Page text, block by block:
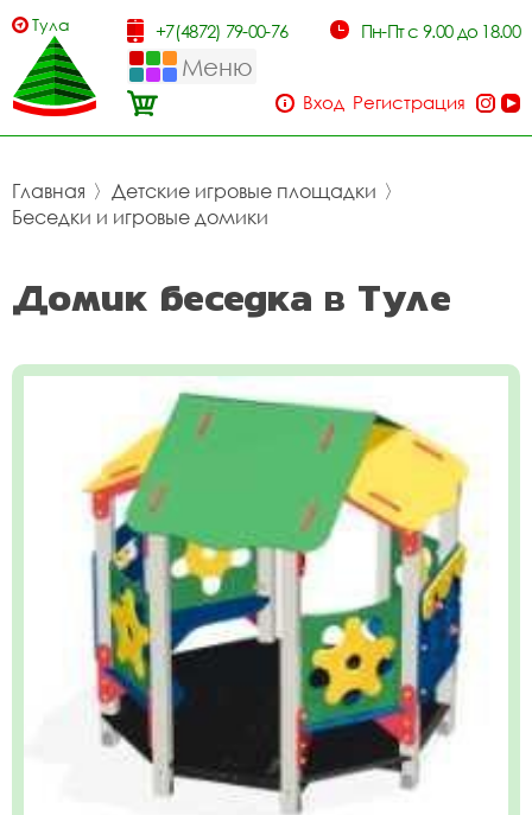
Тула +7(4872) 79-00-76 Пн-Пт с 9.00 до 18.00
Меню
Вход Регистрация
Главная 〉 Детские игровые площадки 〉
Беседки и игровые домики
Домик беседка в Туле